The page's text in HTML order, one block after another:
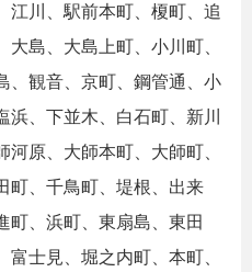
江川、駅前本町、榎町、追
島、大島上町、小川町、
、観音、京町、鋼管通、小
、下並木、白石町、新川
原、大師本町、大師町、
町、千鳥町、堤根、出来
町、浜町、東扇島、東田
士見、堀之内町、本町、